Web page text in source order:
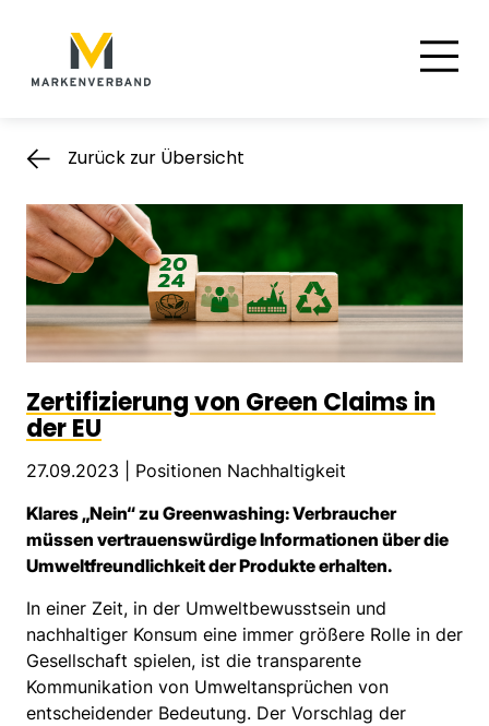
Hauptnavigation
Zurück zur Übersicht
Zertifizierung von Green Claims in
der EU
27.09.2023 | Positionen Nachhaltigkeit
Klares „Nein“ zu Greenwashing: Verbraucher
müssen vertrauenswürdige Informationen über die
Umweltfreundlichkeit der Produkte erhalten.
In einer Zeit, in der Umweltbewusstsein und
nachhaltiger Konsum eine immer größere Rolle in der
Gesellschaft spielen, ist die transparente
Kommunikation von Umweltansprüchen von
entscheidender Bedeutung. Der Vorschlag der